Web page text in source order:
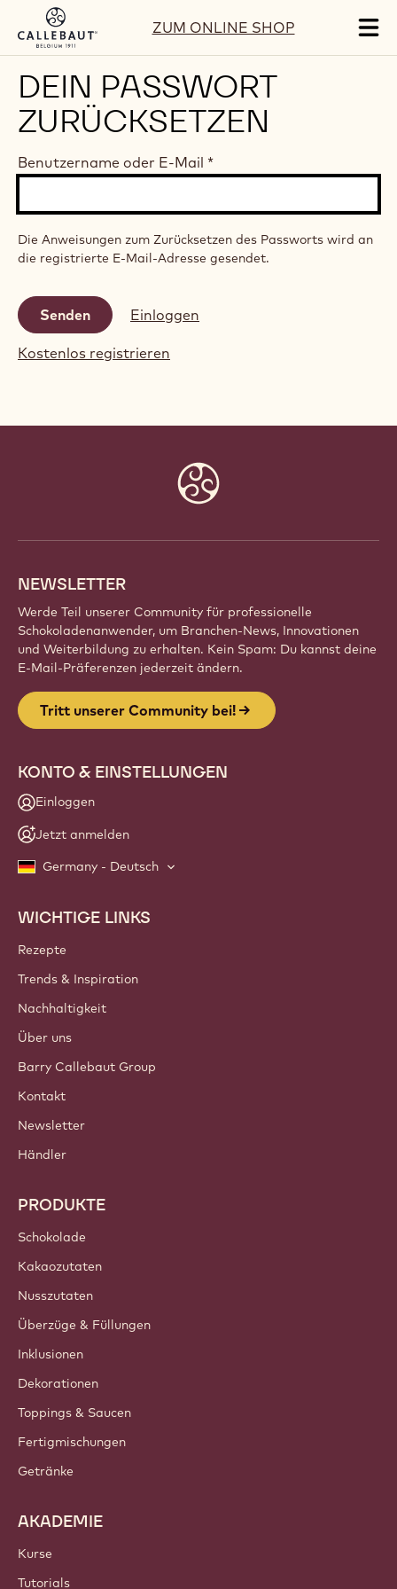
Skip to main contentZUM ONLINE SHOP
DEIN PASSWORT
ZURÜCKSETZEN
Benutzername oder E-Mail *
Die Anweisungen zum Zurücksetzen des Passworts wird an
die registrierte E-Mail-Adresse gesendet.
Einloggen
Kostenlos registrieren
NEWSLETTER
Werde Teil unserer Community für professionelle
Schokoladenanwender, um Branchen-News, Innovationen
und Weiterbildung zu erhalten. Kein Spam: Du kannst deine
E-Mail-Präferenzen jederzeit ändern.
Tritt unserer Community bei!
KONTO & EINSTELLUNGEN
Einloggen
Jetzt anmelden
Germany - Deutsch
Footer
Callebaut
WICHTIGE LINKS
Rezepte
Trends & Inspiration
Nachhaltigkeit
Über uns
Barry Callebaut Group
Kontakt
Newsletter
Händler
PRODUKTE
Schokolade
Kakaozutaten
Nusszutaten
Überzüge & Füllungen
Inklusionen
Dekorationen
Toppings & Saucen
Fertigmischungen
Getränke
AKADEMIE
Kurse
Tutorials